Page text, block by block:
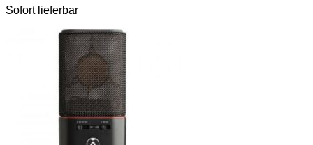
Sofort lieferbar